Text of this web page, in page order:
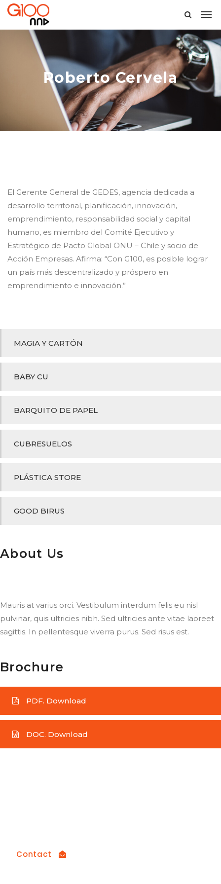
Roberto Cervela
El Gerente General de GEDES, agencia dedicada a
desarrollo territorial, planificación, innovación,
emprendimiento, responsabilidad social y capital
humano, es miembro del Comité Ejecutivo y
Estratégico de Pacto Global ONU – Chile y socio de
Acción Empresas. Afirma: “Con G100, es posible lograr
un país más descentralizado y próspero en
emprendimiento e innovación.”
MAGIA Y CARTÓN
BABY CU
BARQUITO DE PAPEL
CUBRESUELOS
PLÁSTICA STORE
GOOD BIRUS
About Us
Mauris at varius orci. Vestibulum interdum felis eu nisl
pulvinar, quis ultricies nibh. Sed ultricies ante vitae laoreet
sagittis. In pellentesque viverra purus. Sed risus est.
Brochure
PDF. Download
DOC. Download
Contact